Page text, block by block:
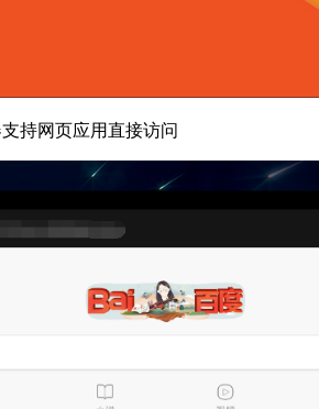
网页应用直接访问